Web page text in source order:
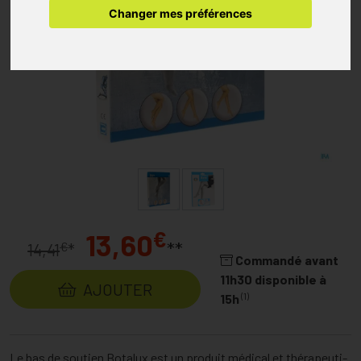
Changer mes préférences
14,41€* 13,60€**
AJOUTER
Commandé avant
11h30 disponible à
15h (1)
Le bas de soutien Botalux est un produit médical et thérapeuti-